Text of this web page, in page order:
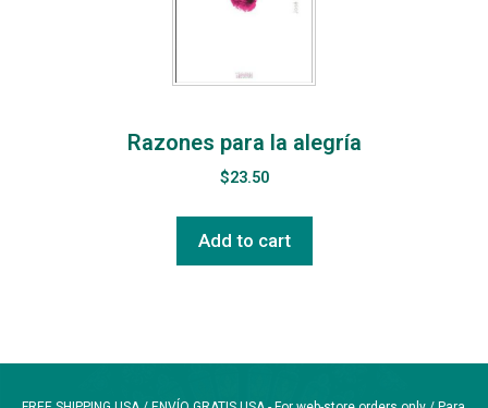
Razones para la alegría
$23.50
Add to cart